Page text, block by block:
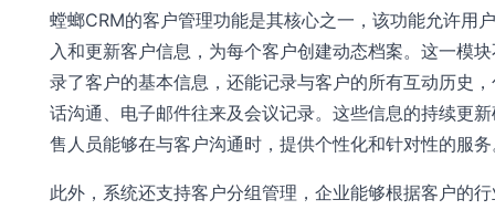
螳螂CRM的客户管理功能是其核心之一，该功能允许用
入和更新客户信息，为每个客户创建动态档案。这一模
录了客户的基本信息，还能记录与客户的所有互动历史
话沟通、电子邮件往来及会议记录。这些信息的持续更
售人员能够在与客户沟通时，提供个性化和针对性的服
此外，系统还支持客户分组管理，企业能够根据客户的